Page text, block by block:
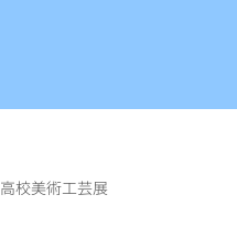
高校美術工芸展